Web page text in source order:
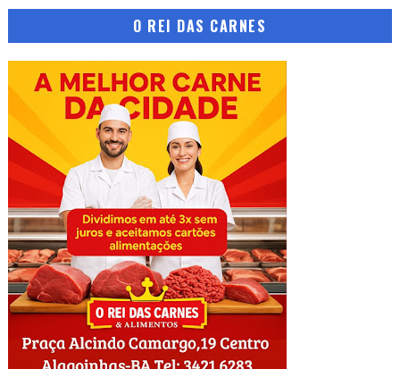
O REI DAS CARNES